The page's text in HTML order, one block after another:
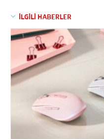
İLGİLİ HABERLER